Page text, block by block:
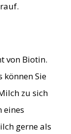
von Biotin.
Sie
zu sich
eines
gerne als